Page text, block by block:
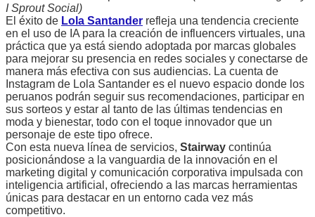
I Sprout Social)
El éxito de Lola Santander refleja una tendencia creciente
en el uso de IA para la creación de influencers virtuales, una
práctica que ya está siendo adoptada por marcas globales
para mejorar su presencia en redes sociales y conectarse de
manera más efectiva con sus audiencias. La cuenta de
Instagram de Lola Santander es el nuevo espacio donde los
peruanos podrán seguir sus recomendaciones, participar en
sus sorteos y estar al tanto de las últimas tendencias en
moda y bienestar, todo con el toque innovador que un
personaje de este tipo ofrece.
Con esta nueva línea de servicios, Stairway continúa
posicionándose a la vanguardia de la innovación en el
marketing digital y comunicación corporativa impulsada con
inteligencia artificial, ofreciendo a las marcas herramientas
únicas para destacar en un entorno cada vez más
competitivo.